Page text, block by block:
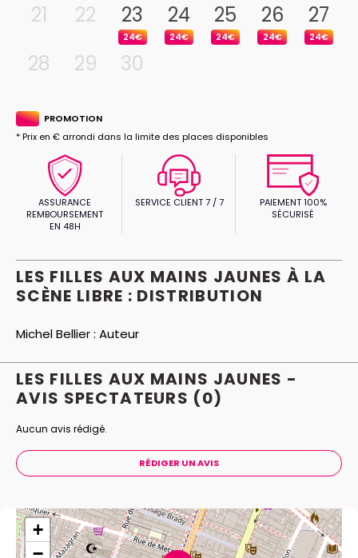
21
22 23
24€
24
24€
25
24€
26
24€
27
24€
28 29 30
PROMOTION
* Prix en € arrondi dans la limite des places disponibles
ASSURANCE
REMBOURSEMENT
EN 48H
SERVICE CLIENT 7 / 7
PAIEMENT 100%
SÉCURISÉ
LES FILLES AUX MAINS JAUNES À LA
SCÈNE LIBRE : DISTRIBUTION
Michel Bellier : Auteur
LES FILLES AUX MAINS JAUNES -
AVIS SPECTATEURS (0)
Aucun avis rédigé.
RÉDIGER UN AVIS
+
−